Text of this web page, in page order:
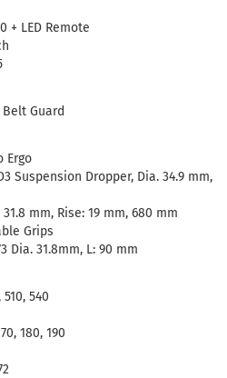
+ LED Remote
Guard
Ergo
Suspension Dropper, Dia. 34.9 mm,
31.8 mm, Rise: 19 mm, 680 mm
Grips
Dia. 31.8mm, L: 90 mm
540
180, 190